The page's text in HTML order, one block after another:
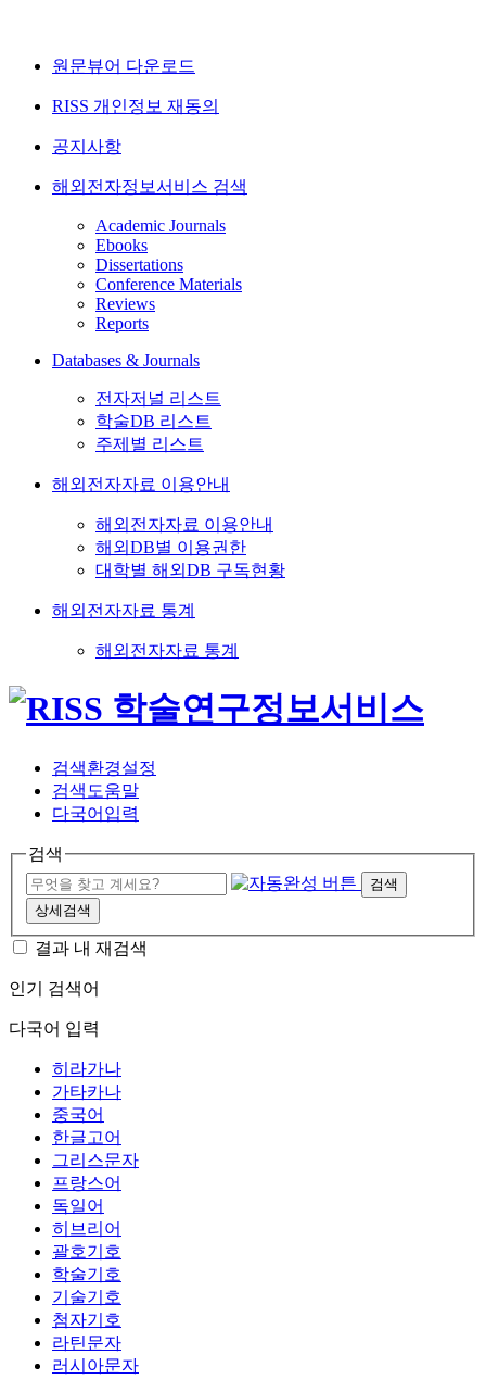
원문뷰어 다운로드
RISS 개인정보 재동의
공지사항
해외전자정보서비스 검색
Academic Journals
Ebooks
Dissertations
Conference Materials
Reviews
Reports
Databases & Journals
전자저널 리스트
학술DB 리스트
주제별 리스트
해외전자자료 이용안내
해외전자자료 이용안내
해외DB별 이용권한
대학별 해외DB 구독현황
해외전자자료 통계
해외전자자료 통계
검색환경설정
검색도움말
다국어입력
검색
검색
상세검색
결과 내 재검색
인기 검색어
다국어 입력
히라가나
가타카나
중국어
한글고어
그리스문자
프랑스어
독일어
히브리어
괄호기호
학술기호
기술기호
첨자기호
라틴문자
러시아문자